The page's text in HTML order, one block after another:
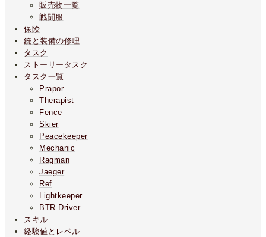
販売物一覧
戦闘服
保険
銃と装備の修理
タスク
ストーリータスク
タスク一覧
Prapor
Therapist
Fence
Skier
Peacekeeper
Mechanic
Ragman
Jaeger
Ref
Lightkeeper
BTR Driver
スキル
経験値とレベル